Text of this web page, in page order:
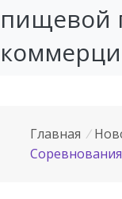
пищевой
Главная /